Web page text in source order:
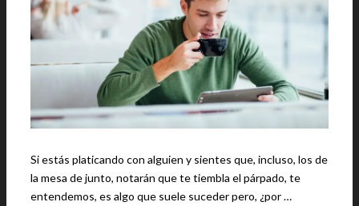
Si estás platicando con alguien y sientes que, incluso, los de
la mesa de junto, notarán que te tiembla el párpado, te
entendemos, es algo que suele suceder pero, ¿por …